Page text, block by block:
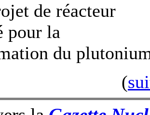
de réacteur
pour la
du
(